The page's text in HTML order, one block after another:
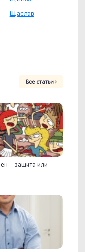
Щаслав
Все статьи
– защита или